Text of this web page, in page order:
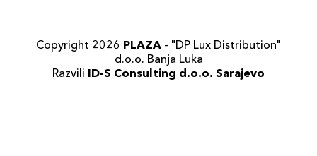
Copyright 2026 PLAZA - "DP Lux Distribution"
d.o.o. Banja Luka
Razvili ID-S Consulting d.o.o. Sarajevo